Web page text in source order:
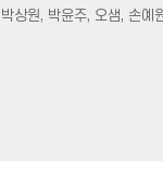
상원, 박윤주, 오샘, 손예